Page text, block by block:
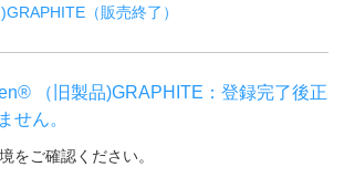
（販売終了）
（旧製品)GRAPHITE：登録完了後正
せん。
をご確認ください。